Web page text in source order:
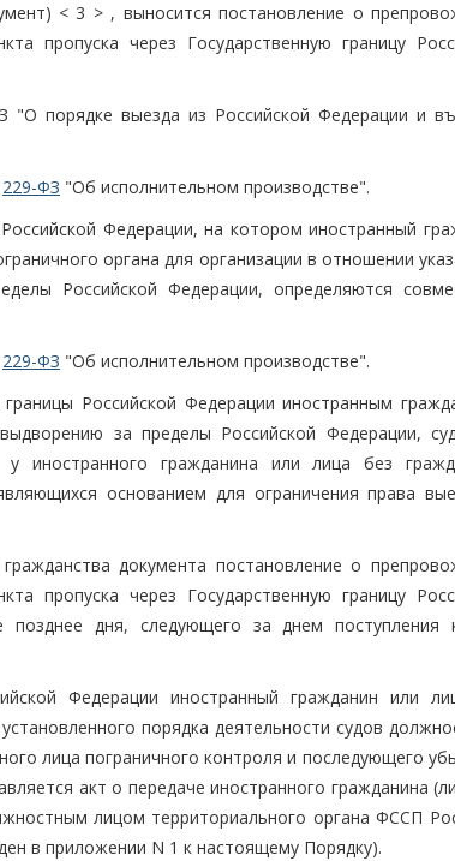
< 3 > , выносится постановление о
пропуска через Государственную границу
порядке выезда из Российской Федерации и
229-ФЗ "Об исполнительном производстве".
Федерации, на котором иностранный
органа для организации в отношении
Российской Федерации, определяются
229-ФЗ "Об исполнительном производстве".
Российской Федерации иностранным
за пределы Российской Федерации,
у иностранного гражданина или лица без
основанием для ограничения права
документа постановление о
пропуска через Государственную границу
позднее дня, следующего за днем поступления
Федерации иностранный гражданин или
порядка деятельности судов
лица пограничного контроля и последующего
акт о передаче иностранного гражданина
лицом территориального органа ФССП
в приложении N 1 к настоящему Порядку).